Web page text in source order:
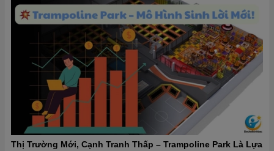
Thị Trường Mới, Cạnh Tranh Thấp – Trampoline Park Là Lựa